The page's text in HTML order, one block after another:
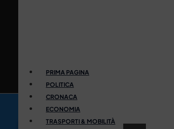
PRIMA PAGINA
POLITICA
CRONACA
ECONOMIA
TRASPORTI & MOBILITÀ